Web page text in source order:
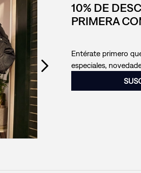
10% DE
PRIMERA
Entérate primero
especiales,